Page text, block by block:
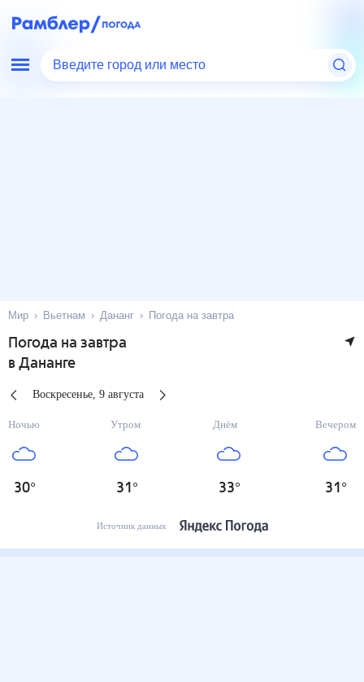
Введите город или место
Мир Вьетнам Дананг Погода на завтра
Погода на завтра
в Дананге
Воскресенье, 9августа
Ночью
30°
Утром
31 °
Днём
33°
Вечером
31 °
Источник данных